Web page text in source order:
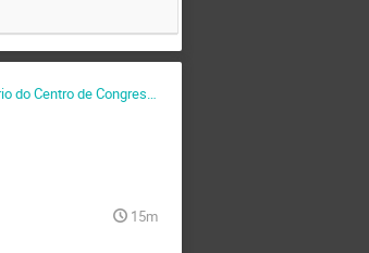
do Centro de Congressos
15m